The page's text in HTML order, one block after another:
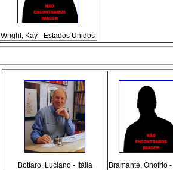
Wright, Kay - Estados Unidos
Bottaro, Luciano - Itália Bramante, Onofrio